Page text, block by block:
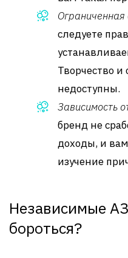
Ограниченная
следуете
Творчество и
недоступны.
Зависимость
бренд не
доходы, и вам
изучение
Независимые
бороться?